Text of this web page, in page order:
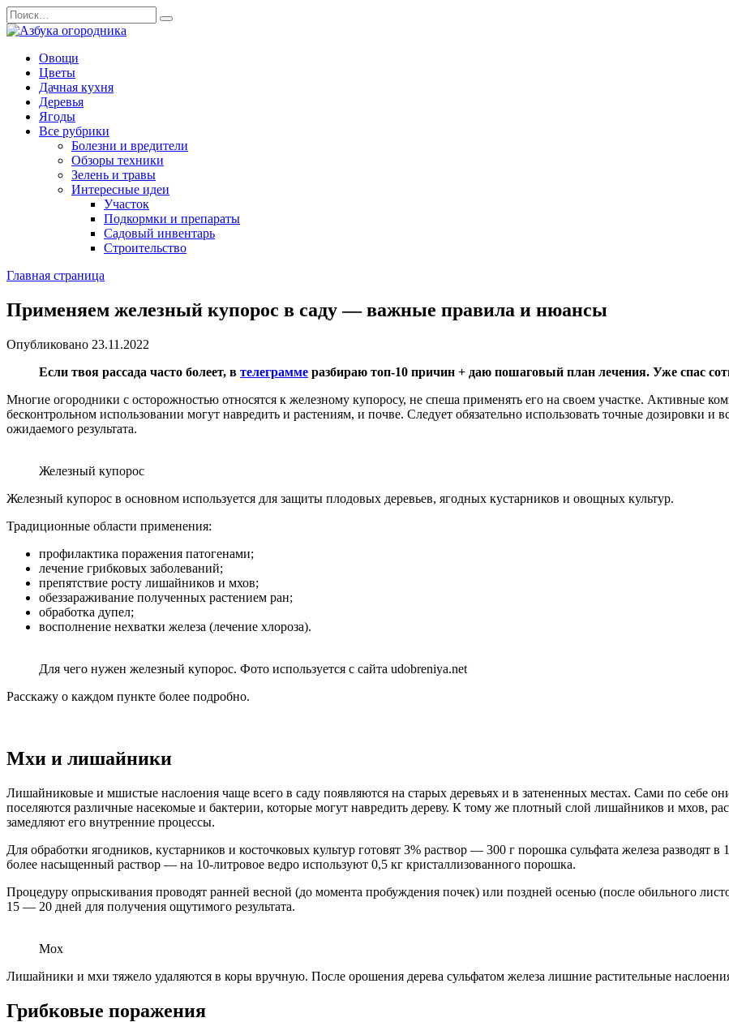
Перейти
к
содержанию
Search
for:
Овощи
Цветы
Дачная кухня
Деревья
Ягоды
Все рубрики
Болезни и вредители
Обзоры техники
Зелень и травы
Интересные идеи
Участок
Подкормки и препараты
Садовый инвентарь
Строительство
Главная страница
Применяем железный купорос в саду — важные правила и нюансы
Опубликовано 23.11.2022
Если твоя рассада часто болеет, в телеграмме разбираю топ-10 причин + даю пошаговый план лечения. Уже спас
Многие огородники с осторожностью относятся к железному купоросу, не спеша применять его на своем участке. Активные
бесконтрольном использовании могут навредить и растениям, и почве. Следует обязательно использовать точные дозировки и
ожидаемого результата.
Железный купорос
Железный купорос в основном используется для защиты плодовых деревьев, ягодных кустарников и овощных культур.
Традиционные области применения:
профилактика поражения патогенами;
лечение грибковых заболеваний;
препятствие росту лишайников и мхов;
обеззараживание полученных растением ран;
обработка дупел;
восполнение нехватки железа (лечение хлороза).
Для чего нужен железный купорос. Фото используется с сайта udobreniya.net
Расскажу о каждом пункте более подробно.
Мхи и лишайники
Лишайниковые и мшистые наслоения чаще всего в саду появляются на старых деревьях и в затененных местах. Сами по себе
поселяются различные насекомые и бактерии, которые могут навредить дереву. К тому же плотный слой лишайников и мхов,
замедляют его внутренние процессы.
Для обработки ягодников, кустарников и косточковых культур готовят 3% раствор — 300 г порошка сульфата железа
более насыщенный раствор — на 10-литровое ведро используют 0,5 кг кристаллизованного порошка.
Процедуру опрыскивания проводят ранней весной (до момента пробуждения почек) или поздней осенью (после обильного
15 — 20 дней для получения ощутимого результата.
Мох
Лишайники и мхи тяжело удаляются в коры вручную. После орошения дерева сульфатом железа лишние растительные
Грибковые поражения